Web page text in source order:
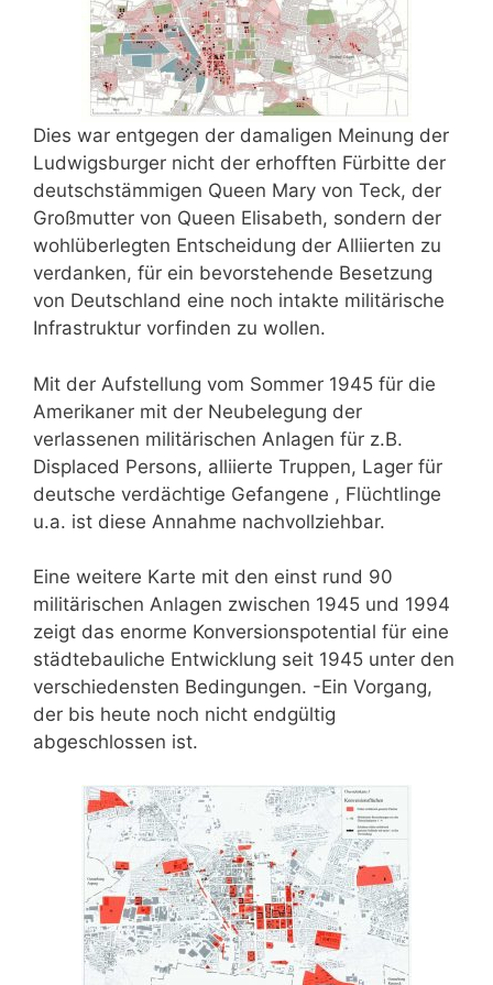
Dies war entgegen der damaligen Meinung der
Ludwigsburger nicht der erhofften Fürbitte der
deutschstämmigen Queen Mary von Teck, der
Großmutter von Queen Elisabeth, sondern der
wohlüberlegten Entscheidung der Alliierten zu
verdanken, für ein bevorstehende Besetzung
von Deutschland eine noch intakte militärische
Infrastruktur vorfinden zu wollen.
Mit der Aufstellung vom Sommer 1945 für die
Amerikaner mit der Neubelegung der
verlassenen militärischen Anlagen für z.B.
Displaced Persons, alliierte Truppen, Lager für
deutsche verdächtige Gefangene , Flüchtlinge
u.a. ist diese Annahme nachvollziehbar.
Eine weitere Karte mit den einst rund 90
militärischen Anlagen zwischen 1945 und 1994
zeigt das enorme Konversionspotential für eine
städtebauliche Entwicklung seit 1945 unter den
verschiedensten Bedingungen. -Ein Vorgang,
der bis heute noch nicht endgültig
abgeschlossen ist.